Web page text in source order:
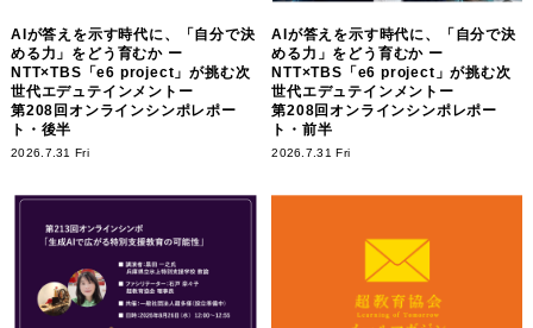
AIが答えを示す時代に、「自分で決
める力」をどう育むか ー
NTT×TBS「e6 project」が挑む次
世代エデュテインメントー
第208回オンラインシンポレポー
ト・後半
2026.7.31 Fri
AIが答えを示す時代に、「自分で決
める力」をどう育むか ー
NTT×TBS「e6 project」が挑む次
世代エデュテインメントー
第208回オンラインシンポレポー
ト・前半
2026.7.31 Fri